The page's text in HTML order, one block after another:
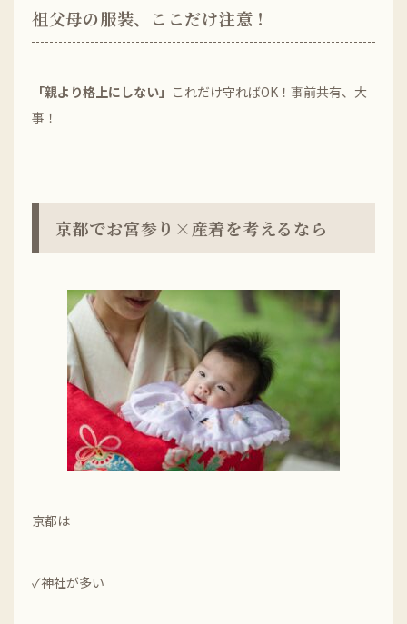
祖父母の服装、ここだけ注意！
「親より格上にしない」 これだけ守ればOK！事前共有、大
事！
京都でお宮参り×産着を考えるなら
京都は
✓神社が多い